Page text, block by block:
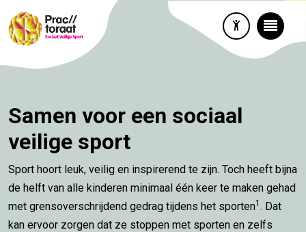
Samen voor een sociaal
veilige sport
Sport hoort leuk, veilig en inspirerend te zijn. Toch heeft bijna
de helft van alle kinderen minimaal één keer te maken gehad
met grensoverschrijdend gedrag tijdens het sporten1 . Dat
kan ervoor zorgen dat ze stoppen met sporten en zelfs